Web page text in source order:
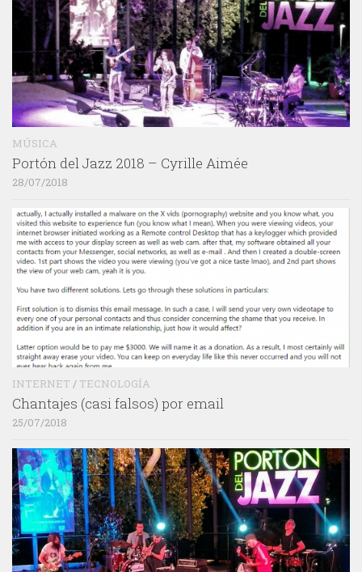
MÚSICA
Portón del Jazz 2018 – Cyrille Aimée
28/07/2018
INTERNET / TECNOLOGÍA
Chantajes (casi falsos) por email
25/07/2018